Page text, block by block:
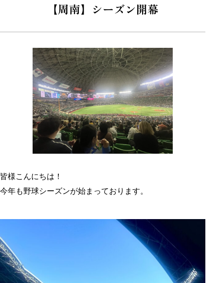
【周南】シーズン開幕
皆様こんにちは！
今年も野球シーズンが始まっております。